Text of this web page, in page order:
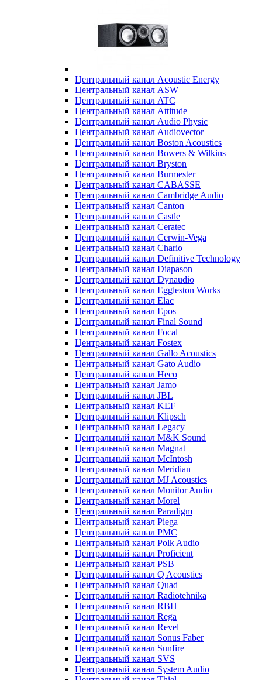
Центральный канал Acoustic Energy
Центральный канал ASW
Центральный канал ATC
Центральный канал Attitude
Центральный канал Audio Physic
Центральный канал Audiovector
Центральный канал Boston Acoustics
Центральный канал Bowers & Wilkins
Центральный канал Bryston
Центральный канал Burmester
Центральный канал CABASSE
Центральный канал Cambridge Audio
Центральный канал Canton
Центральный канал Castle
Центральный канал Ceratec
Центральный канал Cerwin-Vega
Центральный канал Chario
Центральный канал Definitive Technology
Центральный канал Diapason
Центральный канал Dynaudio
Центральный канал Eggleston Works
Центральный канал Elac
Центральный канал Epos
Центральный канал Final Sound
Центральный канал Focal
Центральный канал Fostex
Центральный канал Gallo Acoustics
Центральный канал Gato Audio
Центральный канал Heco
Центральный канал Jamo
Центральный канал JBL
Центральный канал KEF
Центральный канал Klipsch
Центральный канал Legacy
Центральный канал M&K Sound
Центральный канал Magnat
Центральный канал McIntosh
Центральный канал Meridian
Центральный канал MJ Acoustics
Центральный канал Monitor Audio
Центральный канал Morel
Центральный канал Paradigm
Центральный канал Piega
Центральный канал PMC
Центральный канал Polk Audio
Центральный канал Proficient
Центральный канал PSB
Центральный канал Q Acoustics
Центральный канал Quad
Центральный канал Radiotehnika
Центральный канал RBH
Центральный канал Rega
Центральный канал Revel
Центральный канал Sonus Faber
Центральный канал Sunfire
Центральный канал SVS
Центральный канал System Audio